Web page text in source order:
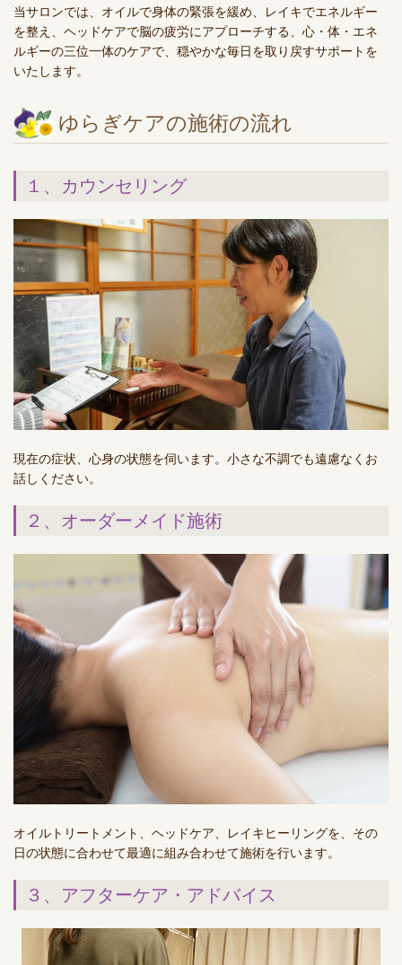
当サロンでは、オイルで身体の緊張を緩め、レイキでエネルギー
を整え、ヘッドケアで脳の疲労にアプローチする、心・体・エネ
ルギーの三位一体のケアで、穏やかな毎日を取り戻すサポートを
いたします。
ゆらぎケアの施術の流れ
１、カウンセリング
現在の症状、心身の状態を伺います。小さな不調でも遠慮なくお
話しください。
２、オーダーメイド施術
オイルトリートメント、ヘッドケア、レイキヒーリングを、その
日の状態に合わせて最適に組み合わせて施術を行います。
３、アフターケア・アドバイス